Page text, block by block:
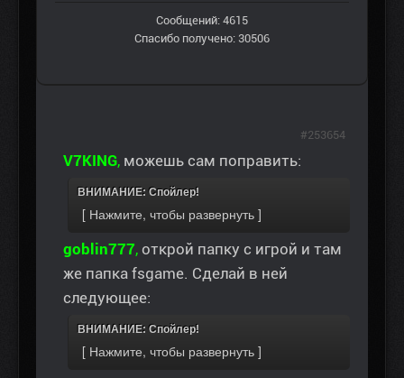
Сообщений: 4615
Спасибо получено: 30506
V7KING, можешь сам поправить:
ВНИМАНИЕ: Спойлер!
goblin777, открой папку с игрой и там
же папка fsgame. Сделай в ней
следующее:
ВНИМАНИЕ: Спойлер!
#253654